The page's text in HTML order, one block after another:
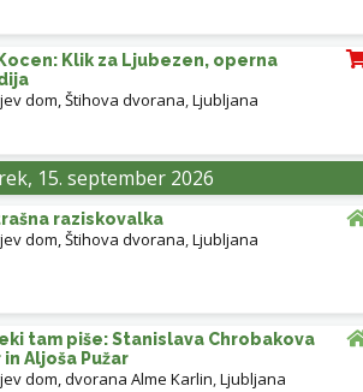
Klik za Ljubezen, operna
dom, Štihova dvorana,Ljubljana
15. september 2026
raziskovalka
dom, Štihova dvorana,Ljubljana
tam piše: Stanislava Chrobakova
in Aljoša Pužar
dom, dvorana Alme Karlin,Ljubljana